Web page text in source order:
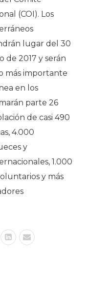
(COI). Los
lugar del 30
de 2017 y serán
más importante
en los
parte 26
de casi 490
4.000
y
1.000
y más